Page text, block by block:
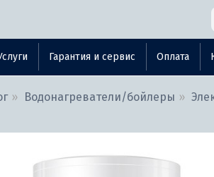
Гарантия и сервис Оплата
Водонагреватели/бойлеры